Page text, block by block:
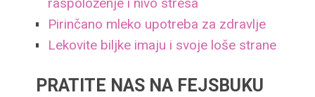
raspoloženje i nivo stresa
Pirinčano mleko upotreba za zdravlje
Lekovite biljke imaju i svoje loše strane
PRATITE NAS NA FEJSBUKU